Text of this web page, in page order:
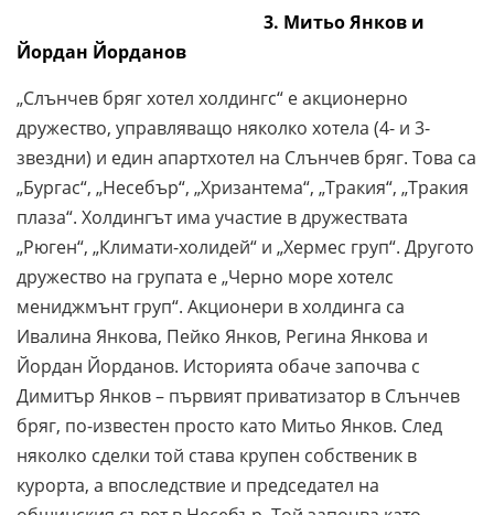
3. Митьо Янков и
Йордан Йорданов
„Слънчев бряг хотел холдингс“ е акционерно
дружество, управляващо няколко хотела (4- и 3-
звездни) и един апартхотел на Слънчев бряг. Това са
„Бургас“, „Несебър“, „Хризантема“, „Тракия“, „Тракия
плаза“. Холдингът има участие в дружествата
„Рюген“, „Климати-холидей“ и „Хермес груп“. Другото
дружество на групата е „Черно море хотелс
мениджмънт груп“. Акционери в холдинга са
Ивалина Янкова, Пейко Янков, Регина Янкова и
Йордан Йорданов. Историята обаче започва с
Димитър Янков – първият приватизатор в Слънчев
бряг, по-известен просто като Митьо Янков. След
няколко сделки той става крупен собственик в
курорта, а впоследствие и председател на